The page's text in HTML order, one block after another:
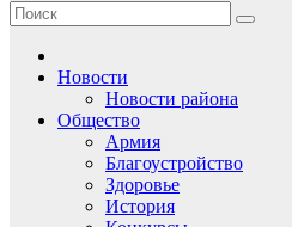
Новости
Новости района
Общество
Армия
Благоустройство
Здоровье
История